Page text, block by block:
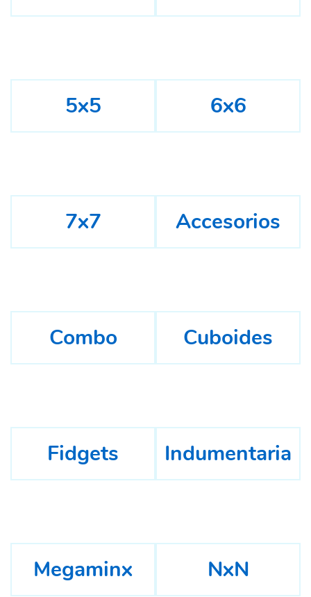
5x5 6x6
7x7 Accesorios
Combo Cuboides
Fidgets Indumentaria
Megaminx NxN